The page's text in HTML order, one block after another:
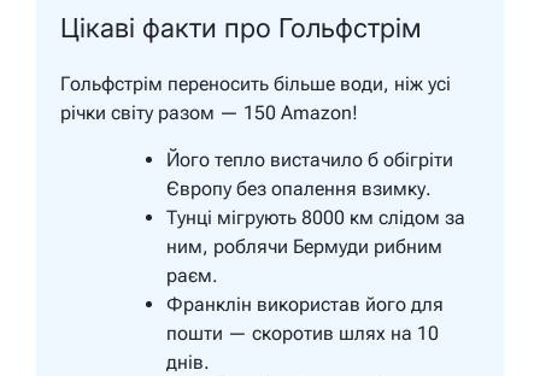
Цікаві факти про Гольфстрім
Гольфстрім переносить більше води, ніж усі
річки світу разом — 150 Amazon!
Його тепло вистачило б обігріти
Європу без опалення взимку.
Тунці мігрують 8000 км слідом за
ним, роблячи Бермуди рибним
раєм.
Франклін використав його для
пошти — скоротив шлях на 10
днів.